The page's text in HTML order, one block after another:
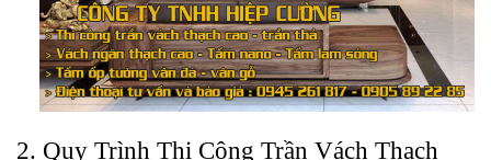
2. Quy Trình Thi Công Trần Vách Thạch